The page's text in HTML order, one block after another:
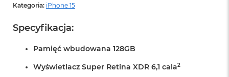
Kategoria: iPhone 15
Specyfikacja:
Pamięć wbudowana 128GB
Wyświetlacz Super Retina XDR 6,1 cala2